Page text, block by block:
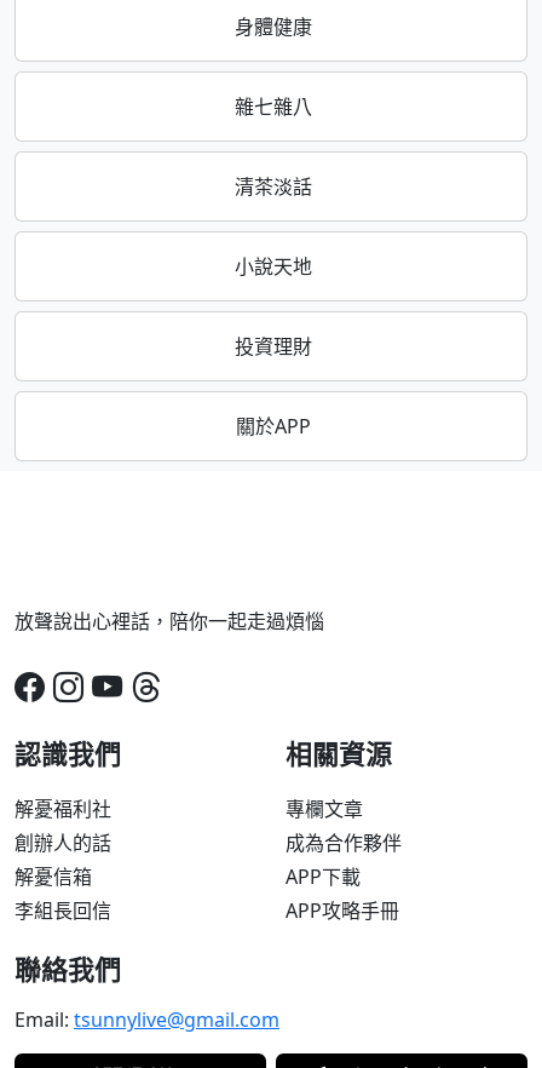
身體健康
雜七雜八
清茶淡話
小說天地
投資理財
關於APP
放聲說出心裡話，陪你一起走過煩惱
認識我們
解憂福利社
創辦人的話
解憂信箱
李組長回信
相關資源
專欄文章
成為合作夥伴
APP下載
APP攻略手冊
聯絡我們
Email: tsunnylive@gmail.com